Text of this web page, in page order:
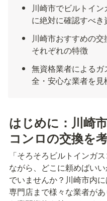
川崎市でビルトイ
に絶対に確認すべ
川崎市おすすめの
それぞれの特徴
無資格業者による
全・安心な業者を見
はじめに：川崎
コンロの交換を
「そろそろビルトインガ
ながら、どこに頼めばい
でいませんか？川崎市内
専門店まで様々な業者が